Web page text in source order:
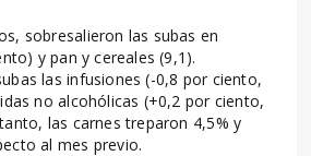
sobresalieron las subas en
y pan y cereales (9,1).
las infusiones (-0,8 por ciento,
no alcohólicas (+0,2 por ciento,
las carnes treparon 4,5% y
al mes previo.